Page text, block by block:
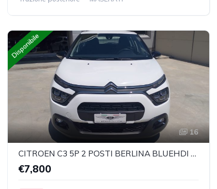
Disponibile
16
CITROEN C3 5P 2 POSTI BERLINA BLUEHDI 100 SeS FEEL
€7,800